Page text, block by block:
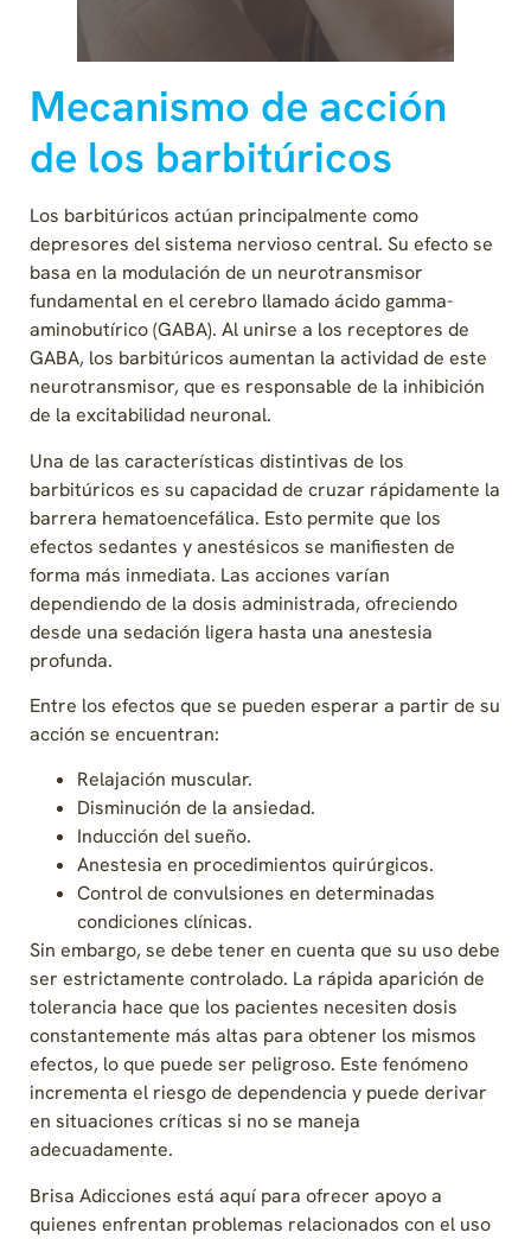
Mecanismo de acción
de los barbitúricos
Los barbitúricos actúan principalmente como
depresores del sistema nervioso central. Su efecto se
basa en la modulación de un neurotransmisor
fundamental en el cerebro llamado ácido gamma-
aminobutírico (GABA). Al unirse a los receptores de
GABA, los barbitúricos aumentan la actividad de este
neurotransmisor, que es responsable de la inhibición
de la excitabilidad neuronal.
Una de las características distintivas de los
barbitúricos es su capacidad de cruzar rápidamente la
barrera hematoencefálica. Esto permite que los
efectos sedantes y anestésicos se manifiesten de
forma más inmediata. Las acciones varían
dependiendo de la dosis administrada, ofreciendo
desde una sedación ligera hasta una anestesia
profunda.
Entre los efectos que se pueden esperar a partir de su
acción se encuentran:
Relajación muscular.
Disminución de la ansiedad.
Inducción del sueño.
Anestesia en procedimientos quirúrgicos.
Control de convulsiones en determinadas
condiciones clínicas.
Sin embargo, se debe tener en cuenta que su uso debe
ser estrictamente controlado. La rápida aparición de
tolerancia hace que los pacientes necesiten dosis
constantemente más altas para obtener los mismos
efectos, lo que puede ser peligroso. Este fenómeno
incrementa el riesgo de dependencia y puede derivar
en situaciones críticas si no se maneja
adecuadamente.
Brisa Adicciones está aquí para ofrecer apoyo a
quienes enfrentan problemas relacionados con el uso